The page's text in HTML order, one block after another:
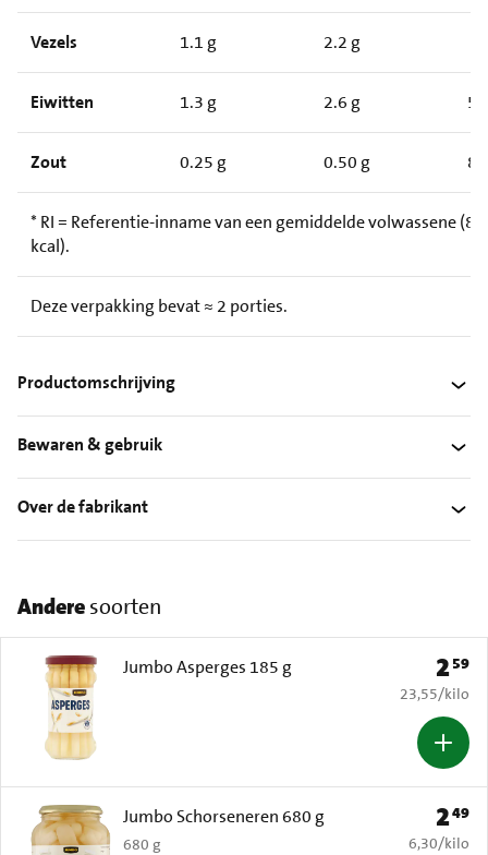
Vezels 1.1 g 2.2 g
Eiwitten 1.3 g 2.6 g
Zout 0.25 g 0.50 g
* RI = Referentie-inname van een gemiddelde volwassene
kcal).
Deze verpakking bevat ≈ 2 porties.
Productomschrijving
Bewaren & gebruik
Over de fabrikant
Anderesoorten
Jumbo Asperges 185 g Prijs:
259
€ 23,55 per
23,55/kilo
Jumbo Schorseneren 680 g
680 g
Prijs:
249
€ 6,30 per
6,30/kilo